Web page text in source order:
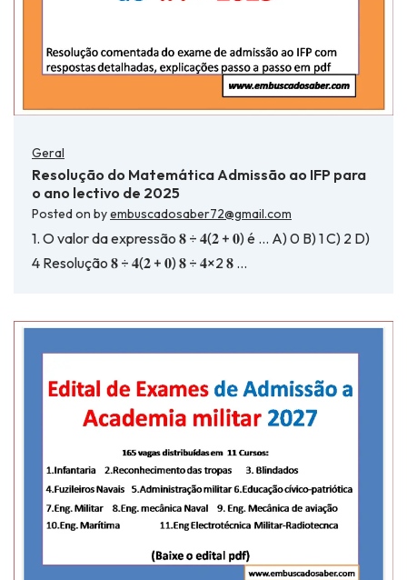
Geral
Resolução do Matemática Admissão ao IFP para
o ano lectivo de 2025
Posted on byembuscadosaber72@gmail.com
1. O valor da expressão 𝟖 ÷ 𝟒(𝟐 + 𝟎) é … A) 0 B) 1 C) 2 D)
4 Resolução 𝟖 ÷ 𝟒(𝟐 + 𝟎) 𝟖 ÷ 𝟒×2 𝟖 …